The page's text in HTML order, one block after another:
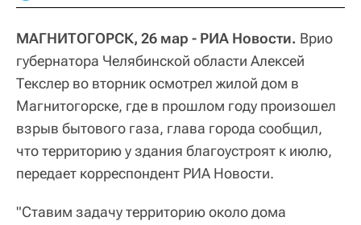
МАГНИТОГОРСК, 26 мар - РИА Новости. Врио
губернатора Челябинской области Алексей
Текслер во вторник осмотрел жилой дом в
Магнитогорске, где в прошлом году произошел
взрыв бытового газа, глава города сообщил,
что территорию у здания благоустроят к июлю,
передает корреспондент РИА Новости.
"Ставим задачу территорию около дома